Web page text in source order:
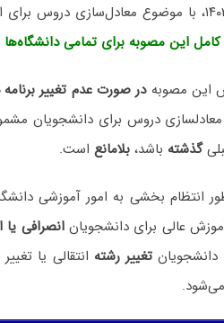
با فایل پیوست ابلاغ می‌شود،
این مصوبه برای تمامی
این مصوبهدر صورت‌ عدم تغییر
دروس برای دانشجویان
گذشته باشد، بلامانعاست.
انتظام بخشی به امور آموزشی
عالی برای دانشجویان انصرافی
دانشجویانتغییر رشته انتقالی یا